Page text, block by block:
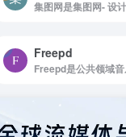
Freepd